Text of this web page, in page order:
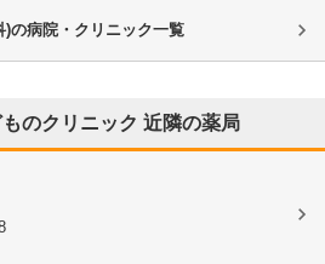
)の病院・クリニック一覧
のクリニック 近隣の薬局